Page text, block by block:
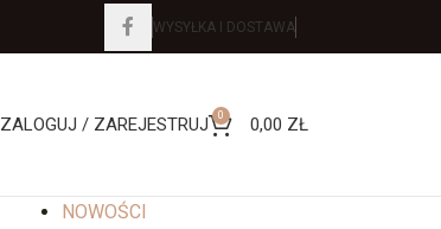
WYSYŁKA I DOSTAWA
ZALOGUJ / ZAREJESTRUJ 0 0,00 ZŁ
NOWOŚCI